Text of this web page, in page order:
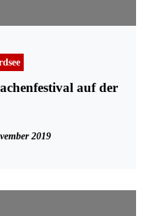
auf der
2019